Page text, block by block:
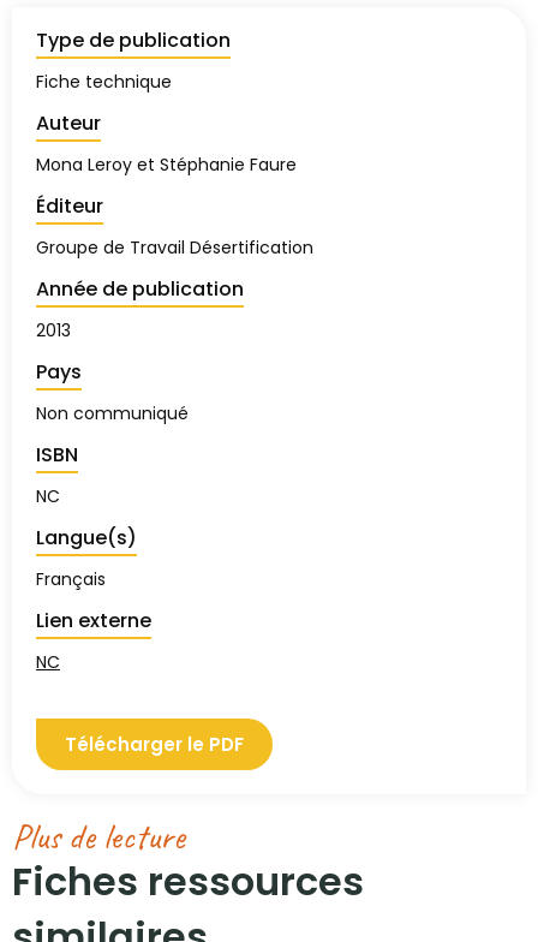
Type de publication
Fiche technique
Auteur
Mona Leroy et Stéphanie Faure
Éditeur
Groupe de Travail Désertification
Année de publication
2013
Pays
Non communiqué
ISBN
NC
Langue(s)
Français
Lien externe
NC
Télécharger le PDF
Plus de lecture
Fiches ressources